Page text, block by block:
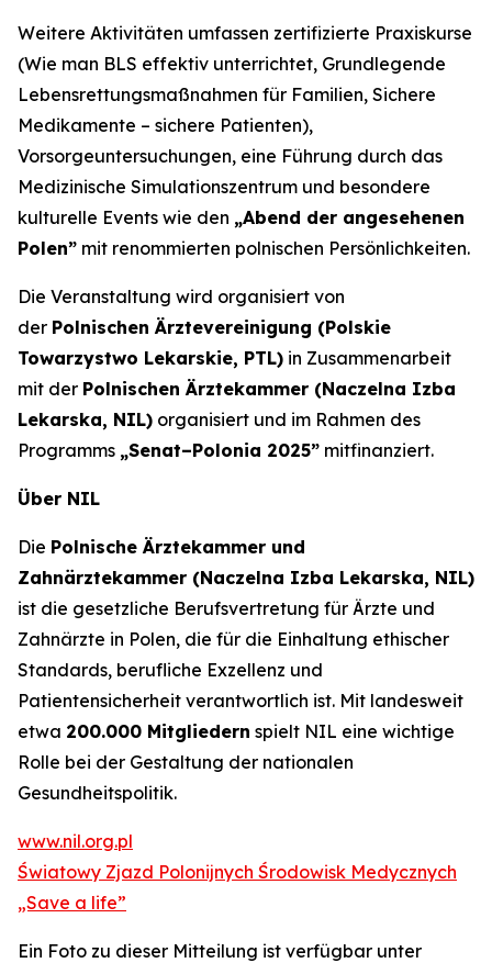
Weitere Aktivitäten umfassen zertifizierte Praxiskurse
(Wie man BLS effektiv unterrichtet, Grundlegende
Lebensrettungsmaßnahmen für Familien, Sichere
Medikamente – sichere Patienten),
Vorsorgeuntersuchungen, eine Führung durch das
Medizinische Simulationszentrum und besondere
kulturelle Events wie den „Abend der angesehenen
Polen” mit renommierten polnischen Persönlichkeiten.
Die Veranstaltung wird organisiert von
der Polnischen Ärztevereinigung (Polskie
Towarzystwo Lekarskie, PTL) in Zusammenarbeit
mit der Polnischen Ärztekammer (Naczelna Izba
Lekarska, NIL) organisiert und im Rahmen des
Programms „Senat–Polonia 2025” mitfinanziert.
Über NIL
Die Polnische Ärztekammer und
Zahnärztekammer (Naczelna Izba Lekarska, NIL)
ist die gesetzliche Berufsvertretung für Ärzte und
Zahnärzte in Polen, die für die Einhaltung ethischer
Standards, berufliche Exzellenz und
Patientensicherheit verantwortlich ist. Mit landesweit
etwa 200.000 Mitgliedern spielt NIL eine wichtige
Rolle bei der Gestaltung der nationalen
Gesundheitspolitik.
www.nil.org.pl
Światowy Zjazd Polonijnych Środowisk Medycznych
„Save a life”
Ein Foto zu dieser Mitteilung ist verfügbar unter